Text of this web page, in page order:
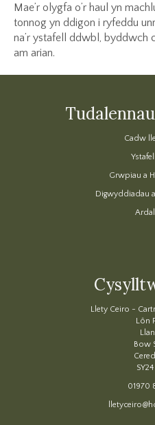
Mae’r olygfa o’r haul yn
tonnog yn ddigon i ryfeddu
na’r ystafell ddwbl, byddwch
am arian.
Cadw
Grwpiau a
Digwyddiadau
Ardal
Llety Ceiro -
Lôn
Bow
01970